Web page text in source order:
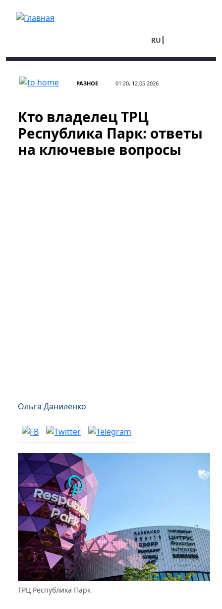
RU
РАЗНОЕ 01:20, 12.05.2026
Кто владелец ТРЦ
Республика Парк: ответы
на ключевые вопросы
Ольга Даниленко
ТРЦ Республика Парк